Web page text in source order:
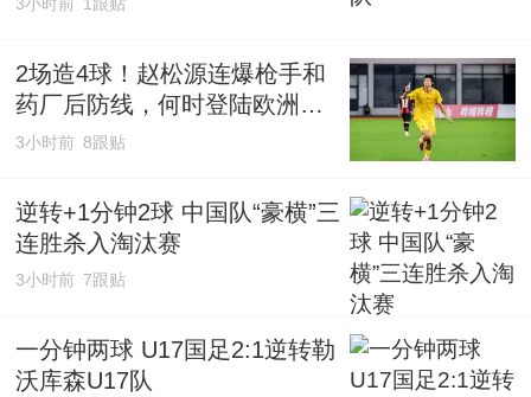
2场造4球！赵松源连爆枪手和
药厂后防线，何时登陆欧洲足
坛？
3小时前 8跟贴
逆转+1分钟2球 中国队“豪横”三
连胜杀入淘汰赛
3小时前 7跟贴
一分钟两球 U17国足2:1逆转勒
沃库森U17队